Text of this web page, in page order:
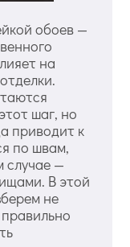
обоев —
на
шаг, но
приводит к
по швам,
случае —
В этой
не